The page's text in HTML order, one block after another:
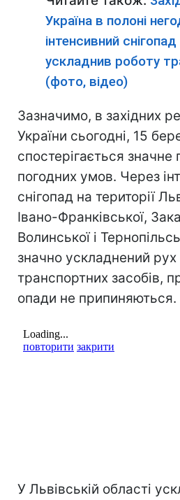
Україна в полоні
інтенсивний снігопад
ускладнив роботу
(фото, відео)
Зазначимо, в західних
України сьогодні, 15
спостерігається значне
погодних умов. Через
снігопад на території
Івано-Франківської,
Волинської і
значно ускладнений рух
транспортних засобів,
опади не припиняються.
У Львівській області